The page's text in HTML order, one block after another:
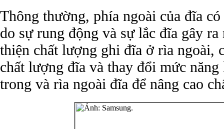
Thông thường, phía ngoài của đĩa
do sự rung động và sự lắc đĩa gây
thiện chất lượng ghi đĩa ở rìa ngoài,
chất lượng đĩa và thay đổi mức
trong và rìa ngoài đĩa để nâng cao